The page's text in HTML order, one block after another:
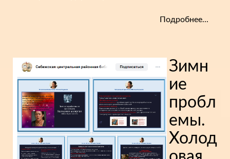
Подробнее...
Зимн
ие
пробл
емы.
Холод